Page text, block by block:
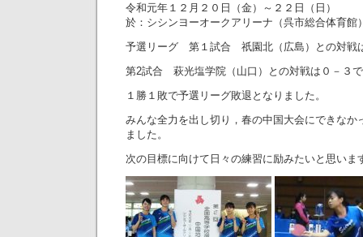
令和元年１２月２０日（金）～２２日（日）
於：シシンヨーオークアリーナ（呉市総合体育館
予選リーグ 第１試合 祇園北（広島）との対戦
第2試合 萩光塩学院（山口）との対戦は０－３
１勝１敗で予選リーグ敗退となりました。
みんな全力を出し切り，春の中国大会にできなか
ました。
次の目標に向けて日々の練習に励みたいと思いま